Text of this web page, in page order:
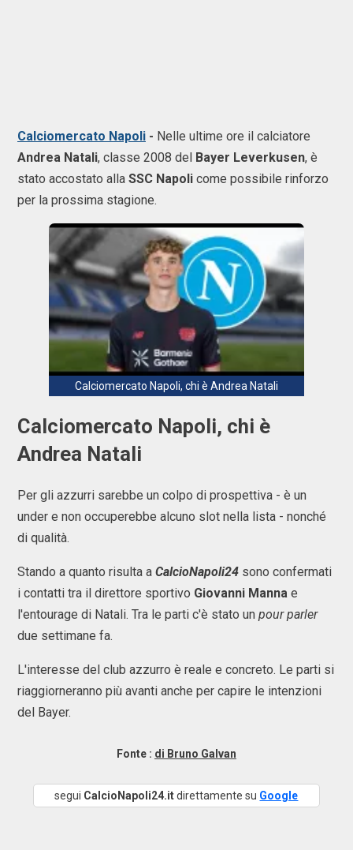
Calciomercato Napoli - Nelle ultime ore il calciatore
Andrea Natali, classe 2008 del Bayer Leverkusen, è
stato accostato alla SSC Napoli come possibile rinforzo
per la prossima stagione.
Calciomercato Napoli, chi è Andrea Natali
Calciomercato Napoli, chi è
Andrea Natali
Per gli azzurri sarebbe un colpo di prospettiva - è un
under e non occuperebbe alcuno slot nella lista - nonché
di qualità.
Stando a quanto risulta a CalcioNapoli24 sono confermati
i contatti tra il direttore sportivo Giovanni Manna e
l'entourage di Natali. Tra le parti c'è stato un pour parler
due settimane fa.
L'interesse del club azzurro è reale e concreto. Le parti si
riaggiorneranno più avanti anche per capire le intenzioni
del Bayer.
Fonte : di Bruno Galvan
segui CalcioNapoli24.itdirettamente su Google